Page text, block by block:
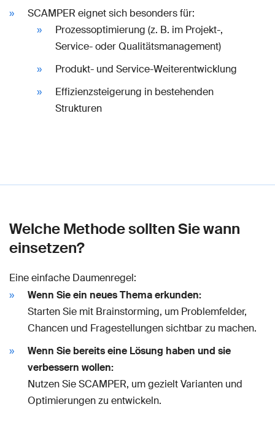
SCAMPER eignet sich besonders für:
Prozessoptimierung (z. B. im Projekt-,
Service- oder Qualitätsmanagement)
Produkt- und Service-Weiterentwicklung
Effizienzsteigerung in bestehenden
Strukturen
Welche Methode sollten Sie wann
einsetzen?
Eine einfache Daumenregel:
Wenn Sie ein neues Thema erkunden:
Starten Sie mit Brainstorming, um Problemfelder,
Chancen und Fragestellungen sichtbar zu machen.
Wenn Sie bereits eine Lösung haben und sie
verbessern wollen:
Nutzen Sie SCAMPER, um gezielt Varianten und
Optimierungen zu entwickeln.